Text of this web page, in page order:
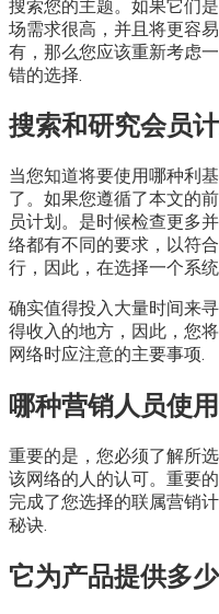
搜索您的主题。如果它们
场需求很高，并且将更容
有，那么您应该重新考虑
错的选择.
搜索和研究会员
当您知道将要使用哪种利
了。如果您遵循了本文的
员计划。是时候检查更多
络都有不同的要求，以符
行，因此，在选择一个系
确实值得投入大量时间来
得收入的地方，因此，您
网络时应注意的主要事项.
哪种营销人员使
重要的是，您必须了解所
该网络的人的认可。重要
完成了您选择的联属营销
秘诀.
它为产品提供多